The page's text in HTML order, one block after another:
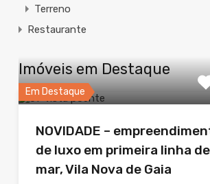
Terreno
Restaurante
Imóveis em Destaque
Em Destaque
NOVIDADE –
de luxo em primeira linha de
mar, Vila Nova de Gaia